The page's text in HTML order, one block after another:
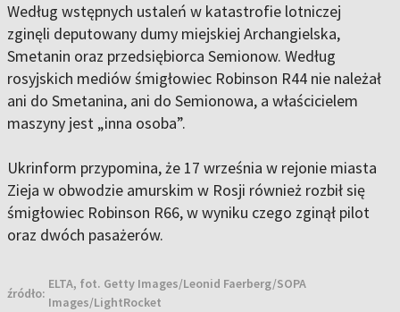
Według wstępnych ustaleń w katastrofie lotniczej
zginęli deputowany dumy miejskiej Archangielska,
Smetanin oraz przedsiębiorca Semionow. Według
rosyjskich mediów śmigłowiec Robinson R44 nie należał
ani do Smetanina, ani do Semionowa, a właścicielem
maszyny jest „inna osoba”.
Ukrinform przypomina, że 17 września w rejonie miasta
Zieja w obwodzie amurskim w Rosji również rozbił się
śmigłowiec Robinson R66, w wyniku czego zginął pilot
oraz dwóch pasażerów.
źródło:
ELTA, fot. Getty Images/Leonid Faerberg/SOPA
Images/LightRocket